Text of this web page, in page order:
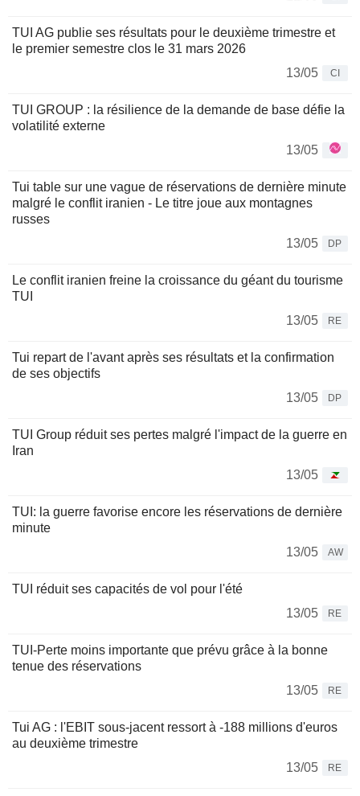
TUI AG publie ses résultats pour le deuxième trimestre et
le premier semestre clos le 31 mars 2026
13/05
CI
TUI GROUP : la résilience de la demande de base défie la
volatilité externe
13/05
Tui table sur une vague de réservations de dernière minute
malgré le conflit iranien - Le titre joue aux montagnes
russes
13/05
DP
Le conflit iranien freine la croissance du géant du tourisme
TUI
13/05
RE
Tui repart de l'avant après ses résultats et la confirmation
de ses objectifs
13/05
DP
TUI Group réduit ses pertes malgré l'impact de la guerre en
Iran
13/05
TUI: la guerre favorise encore les réservations de dernière
minute
13/05
AW
TUI réduit ses capacités de vol pour l'été
13/05
RE
TUI-Perte moins importante que prévu grâce à la bonne
tenue des réservations
13/05
RE
Tui AG : l'EBIT sous-jacent ressort à -188 millions d'euros
au deuxième trimestre
13/05
RE